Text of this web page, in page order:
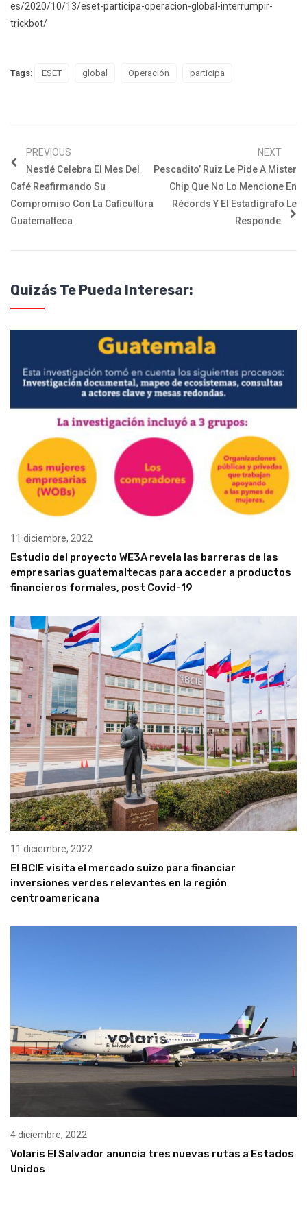
es/2020/10/13/eset-participa-operacion-global-interrumpir-
trickbot/
Tags: ESET global Operación participa
PREVIOUS
Nestlé Celebra El Mes Del
Café Reafirmando Su
Compromiso Con La Caficultura
Guatemalteca
NEXT
Pescadito’ Ruiz Le Pide A Mister
Chip Que No Lo Mencione En
Récords Y El Estadígrafo Le
Responde
Quizás Te Pueda Interesar:
11 diciembre, 2022
Estudio del proyecto WE3A revela las barreras de las
empresarias guatemaltecas para acceder a productos
financieros formales, post Covid-19
11 diciembre, 2022
El BCIE visita el mercado suizo para financiar
inversiones verdes relevantes en la región
centroamericana
4 diciembre, 2022
Volaris El Salvador anuncia tres nuevas rutas a Estados
Unidos